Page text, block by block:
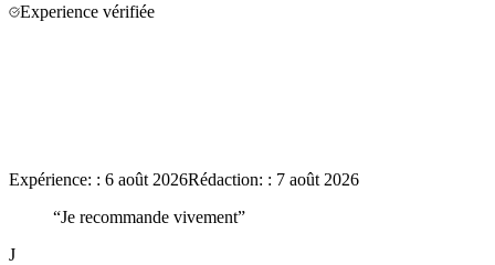
Experience vérifiée
Expérience: : 6 août 2026Rédaction: : 7 août 2026
“Je recommande vivement”
J